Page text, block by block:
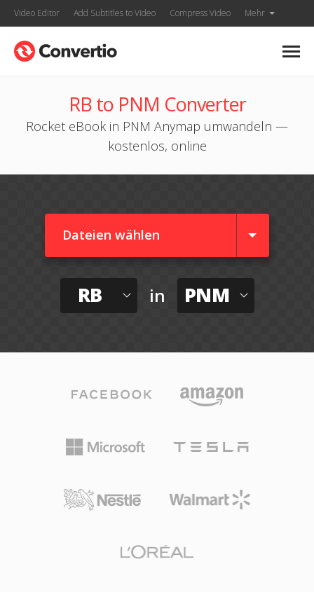
Video Editor Add Subtitles to Video Compress Video Mehr
RB to PNM Converter
Rocket eBook in PNM Anymap umwandeln —
kostenlos, online
Dateien wählen
RB in PNM